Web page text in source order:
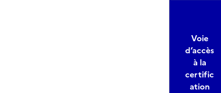
Voie
d’accès
à la
certific
ation